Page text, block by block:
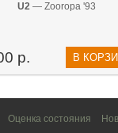
U2 — Zooropa '93
р. В
Оценка состояния